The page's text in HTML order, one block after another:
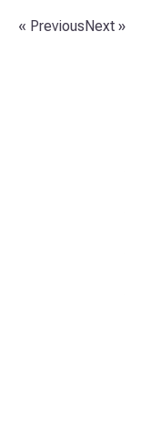
« PreviousNext »